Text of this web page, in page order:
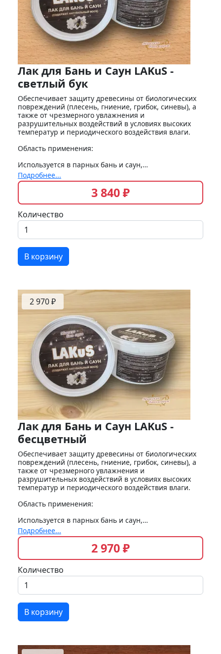
Лак для Бань и Саун LAKuS -
светлый бук
Обеспечивает защиту древесины от биологических
повреждений (плесень, гниение, грибок, синевы), а
также от чрезмерного увлажнения и
разрушительных воздействий в условиях высоких
температур и периодического воздействия влаги.
Область применения:
Используется в парных бань и саун,…
Подробнее...
3 840 ₽
Количество
В корзину
2 970 ₽
Лак для Бань и Саун LAKuS -
бесцветный
Обеспечивает защиту древесины от биологических
повреждений (плесень, гниение, грибок, синевы), а
также от чрезмерного увлажнения и
разрушительных воздействий в условиях высоких
температур и периодического воздействия влаги.
Область применения:
Используется в парных бань и саун,…
Подробнее...
2 970 ₽
Количество
В корзину